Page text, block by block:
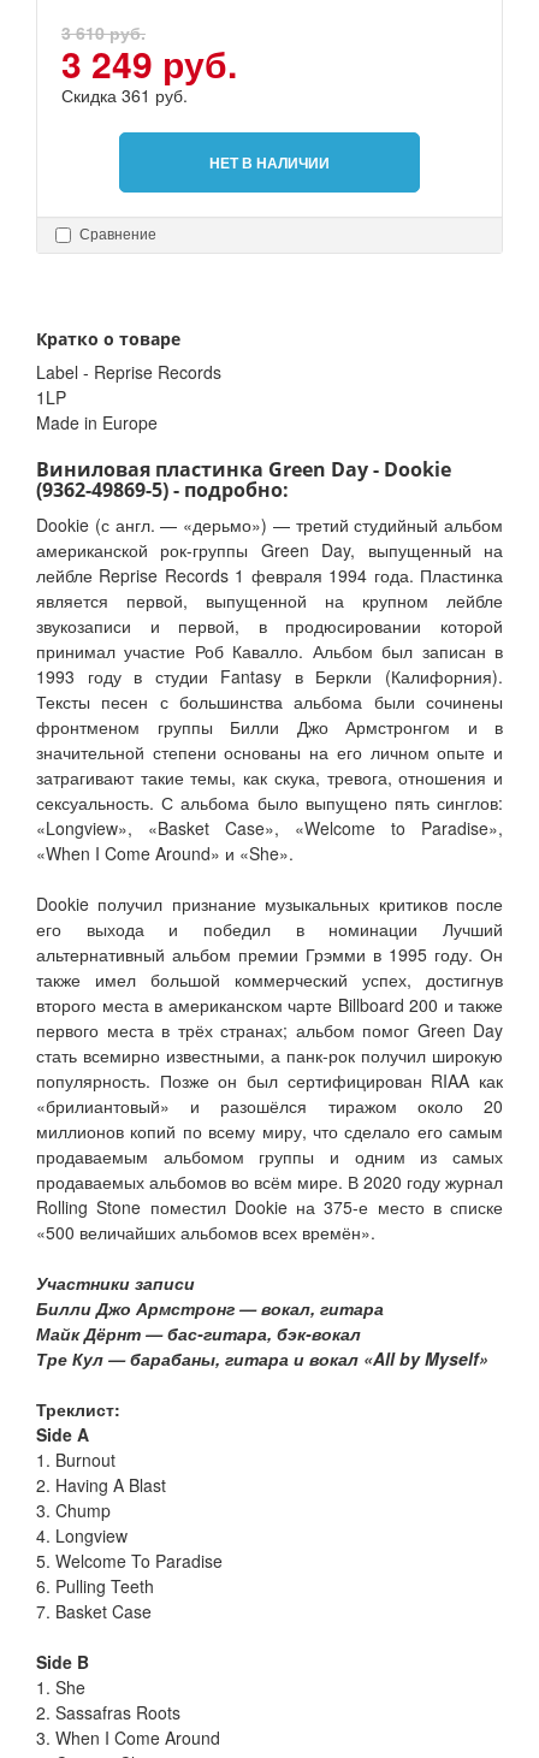
3 610 руб.
3 249 руб.
Скидка 361 руб.
НЕТ В НАЛИЧИИ
Сравнение
Кратко о товаре
Label - Reprise Records
1LP
Made in Europe
Виниловая пластинка Green Day - Dookie
(9362-49869-5) - подробно:
Dookie (с англ. — «дерьмо») — третий студийный альбом
американской рок-группы Green Day, выпущенный на
лейбле Reprise Records 1 февраля 1994 года. Пластинка
является первой, выпущенной на крупном лейбле
звукозаписи и первой, в продюсировании которой
принимал участие Роб Кавалло. Альбом был записан в
1993 году в студии Fantasy в Беркли (Калифорния).
Тексты песен с большинства альбома были сочинены
фронтменом группы Билли Джо Армстронгом и в
значительной степени основаны на его личном опыте и
затрагивают такие темы, как скука, тревога, отношения и
сексуальность. С альбома было выпущено пять синглов:
«Longview», «Basket Case», «Welcome to Paradise»,
«When I Come Around» и «She».
Dookie получил признание музыкальных критиков после
его выхода и победил в номинации Лучший
альтернативный альбом премии Грэмми в 1995 году. Он
также имел большой коммерческий успех, достигнув
второго места в американском чарте Billboard 200 и также
первого места в трёх странах; альбом помог Green Day
стать всемирно известными, а панк-рок получил широкую
популярность. Позже он был сертифицирован RIAA как
«брилиантовый» и разошёлся тиражом около 20
миллионов копий по всему миру, что сделало его самым
продаваемым альбомом группы и одним из самых
продаваемых альбомов во всём мире. В 2020 году журнал
Rolling Stone поместил Dookie на 375-е место в списке
«500 величайших альбомов всех времён».
Участники записи
Билли Джо Армстронг — вокал, гитара
Майк Дёрнт — бас-гитара, бэк-вокал
Тре Кул — барабаны, гитара и вокал «All by Myself»
Треклист:
Side A
1. Burnout
2. Having A Blast
3. Chump
4. Longview
5. Welcome To Paradise
6. Pulling Teeth
7. Basket Case
Side B
1. She
2. Sassafras Roots
3. When I Come Around